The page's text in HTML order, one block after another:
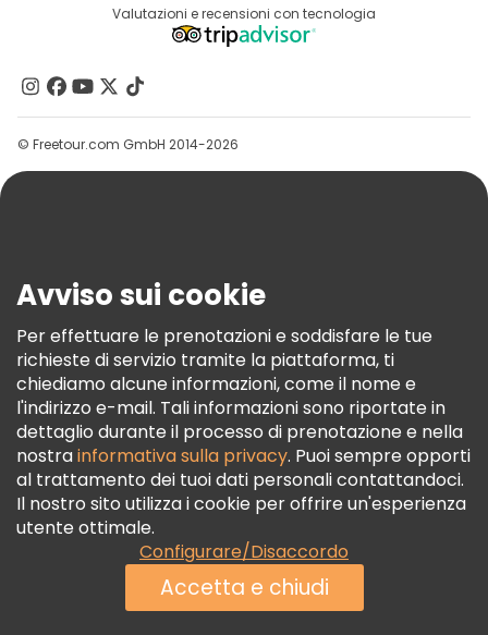
Programma Di Affiliazione
Destinazioni
Contattaci
Gruppi
Aiuto
Termini E Condizioni
Informativa Sui Cookie
Freetour Premi
Programma Di Fidelizzazione
Valutazioni e recensioni con tecnologia
© Freetour.com GmbH 2014-2026
Avviso sui cookie
Per effettuare le prenotazioni e soddisfare le tue
richieste di servizio tramite la piattaforma, ti
chiediamo alcune informazioni, come il nome e
l'indirizzo e-mail. Tali informazioni sono riportate in
dettaglio durante il processo di prenotazione e nella
nostrainformativa sulla privacy. Puoi sempre opporti
al trattamento dei tuoi dati personali contattandoci.
Il nostro sito utilizza i cookie per offrire un'esperienza
utente ottimale.
Configurare/Disaccordo
Accetta e chiudi